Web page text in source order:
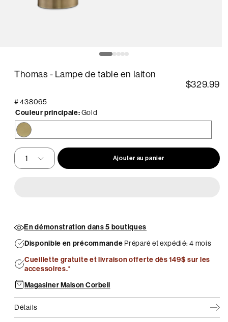
Thomas - Lampe de table en laiton
$329.99
#438065
Couleur principale:Gold
Gold
Ajouter au panier
En démonstration dans 5 boutiques
Disponible en précommande Préparé et expédié: 4 mois
Cueillette gratuite et livraison offerte dès 149$ sur les
accessoires.*
Magasiner Maison Corbeil
Détails